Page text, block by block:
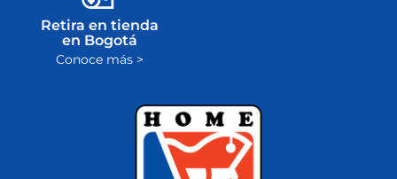
Retira en tienda
en Bogotá
Conoce más >